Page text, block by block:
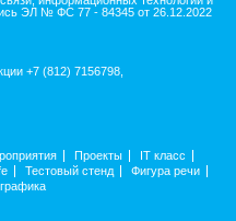
ЭЛ № ФС 77 - 84345 от 26.12.2022
+7 (812) 7156798,
Проекты
IT класс
Тестовый стенд
Фигура речи